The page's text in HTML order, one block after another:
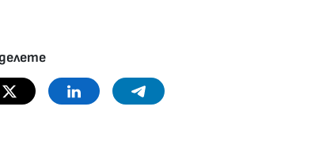
Twitter Linkedin Telegram